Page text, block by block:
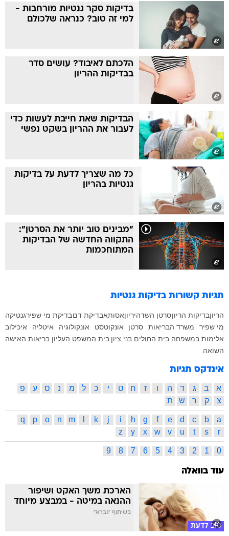
בדיקות סקר גנטיות מורחבות -
למי זה טוב? כנראה שלכולם
הלכתם לאיבוד? עושים סדר
בבדיקות ההריון
הבדיקות שאת חייבת לעשות כדי
לעבור את ההריון בשקט נפשי
כל מה שצריך לדעת על בדיקות
גנטיות בהריון
"מבינים טוב יותר את הסרטן":
התקווה החדשה של הבדיקות
המתוחכמות
תגיות קשורות בדיקות גנטיות
הריוןבדיקות הריוןסרטן השדהיריוןאסותאבדיקת דםבדיקת מי שפירגנטיקה
מי שפיר
משרד הבריאות סרטן אונקוטסט אונקולוגיה איטליה
איכילוב
אלימות במשפחה בית החולים בני ציון בית המשפט העליון בריאות האישה
השואה
אינדקס תגיות
א ב ג ד ה ו ז ח ט י כ ל מ נ ס ע
פ
צ
ק ר ש ת
a
b
c
d
e
f
g
h
i
j
k
m
n
o
p
q
r
s
t
u
v
w
x
y
z
0
1
2
3
4
5
6
7
8
9
עוד בוואלה
טוב לדעת
הארכת משך האקט ושיפור
ההנאה במיטה - במבצע מיוחד
בשיתוף "גברא"